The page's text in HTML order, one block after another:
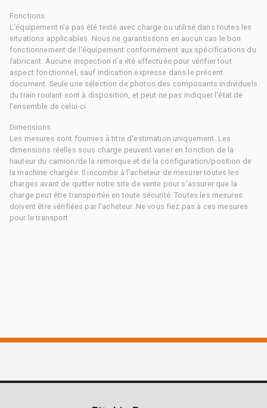
Fonctions
L'équipement n'a pas été testé avec charge ou utilisé dans toutes les
situations applicables. Nous ne garantissons en aucun cas le bon
fonctionnement de l'équipement conformément aux spécifications du
fabricant. Aucune inspection n'a été effectuée pour vérifier tout
aspect fonctionnel, sauf indication expresse dans le présent
document. Seule une sélection de photos des composants individuels
du train roulant sont à disposition, et peut ne pas indiquer l'état de
l'ensemble de celui-ci.
Dimensions
Les mesures sont fournies à titre d'estimation uniquement. Les
dimensions réelles sous charge peuvent varier en fonction de la
hauteur du camion/de la remorque et de la configuration/position de
la machine chargée. Il incombe à l'acheteur de mesurer toutes les
charges avant de quitter notre site de vente pour s'assurer que la
charge peut être transportée en toute sécurité. Toutes les mesures
doivent être vérifiées par l'acheteur. Ne vous fiez pas à ces mesures
pour le transport.